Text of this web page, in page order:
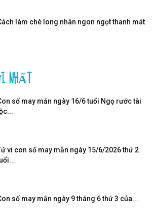
làm chè long nhãn ngon ngọt thanh mát
NHẤT
số may mắn ngày 16/6 tuổi Ngọ rước tài
vi con số may mắn ngày 15/6/2026 thứ 2
số may mắn ngày 9 tháng 6 thứ 3 của...